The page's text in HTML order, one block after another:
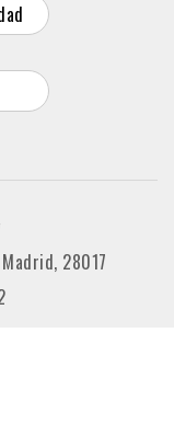
28017